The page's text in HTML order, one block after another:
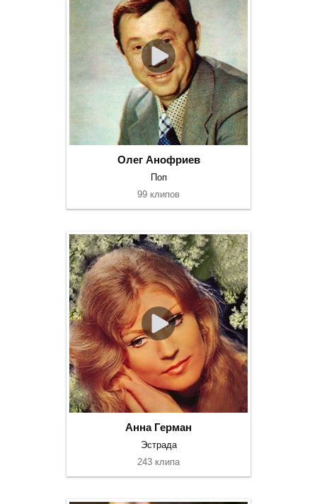
Олег Анофриев
Поп
99 клипов
Анна Герман
Эстрада
243 клипа